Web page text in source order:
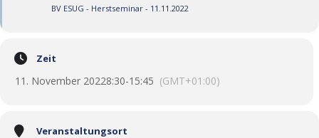
BV ESUG - Herstseminar - 11.11.2022
Zeit
11. November 20228:30-15:45 (GMT+01:00)
Veranstaltungsort